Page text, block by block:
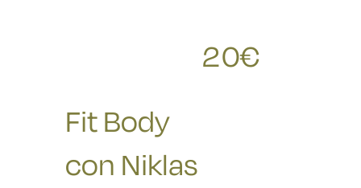
20€
Fit Body
con Niklas